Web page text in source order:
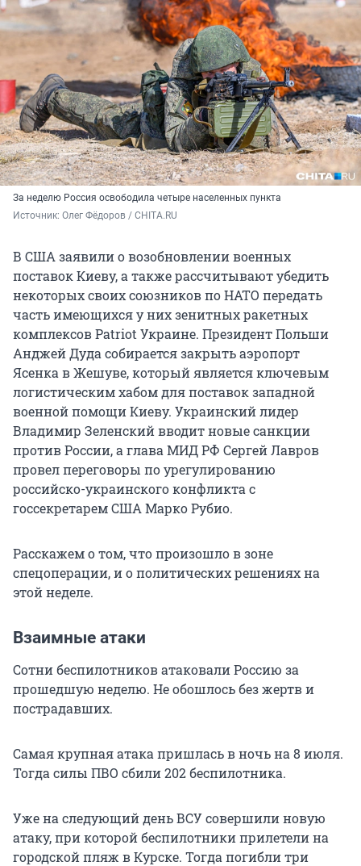
За неделю Россия освободила четыре населенных пункта
Источник: Олег Фёдоров / CHITA.RU
В США заявили о возобновлении военных
поставок Киеву, а также рассчитывают убедить
некоторых своих союзников по НАТО передать
часть имеющихся у них зенитных ракетных
комплексов Patriot Украине. Президент Польши
Анджей Дуда собирается закрыть аэропорт
Ясенка в Жешуве, который является ключевым
логистическим хабом для поставок западной
военной помощи Киеву. Украинский лидер
Владимир Зеленский вводит новые санкции
против России, а глава МИД РФ Сергей Лавров
провел переговоры по урегулированию
российско-украинского конфликта с
госсекретарем США Марко Рубио.
Расскажем о том, что произошло в зоне
спецоперации, и о политических решениях на
этой неделе.
Взаимные атаки
Сотни беспилотников атаковали Россию за
прошедшую неделю. Не обошлось без жертв и
пострадавших.
Самая крупная атака пришлась в ночь на 8 июля.
Тогда силы ПВО сбили 202 беспилотника.
Уже на следующий день ВСУ совершили новую
атаку, при которой беспилотники прилетели на
городской пляж в Курске. Тогда погибли три